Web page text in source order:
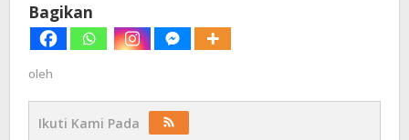
Bagikan
oleh
Ikuti Kami Pada